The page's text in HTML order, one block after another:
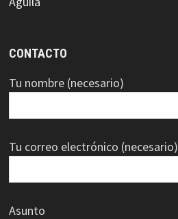
CONTACTO
Tu nombre (necesario)
Tu correo electrónico (necesario)
Asunto